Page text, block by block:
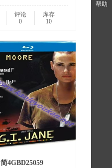
评论
0
库存
10
简4GBD25059
帮助